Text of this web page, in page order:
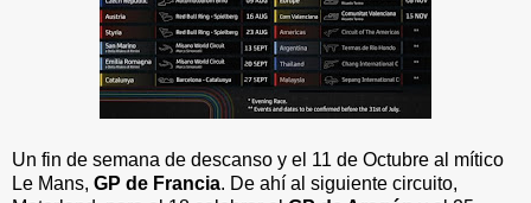
Un fin de semana de descanso y el 11 de Octubre al mítico
Le Mans, GP de Francia. De ahí al siguiente circuito,